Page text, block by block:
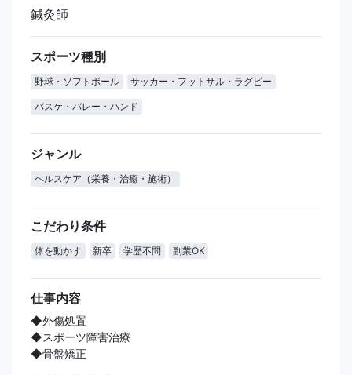
鍼灸師
スポーツ種別
野球・ソフトボール サッカー・フットサル・ラグビー
バスケ・バレー・ハンド
ジャンル
ヘルスケア（栄養・治癒・施術）
こだわり条件
体を動かす 新卒 学歴不問 副業OK
仕事内容
◆外傷処置
◆スポーツ障害治療
◆骨盤矯正